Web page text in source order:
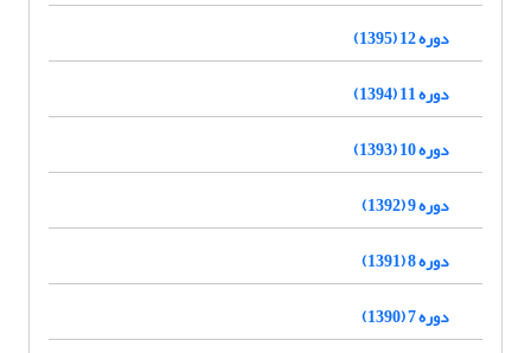
دوره 12 (1395)
دوره 11 (1394)
دوره 10 (1393)
دوره 9 (1392)
دوره 8 (1391)
دوره 7 (1390)